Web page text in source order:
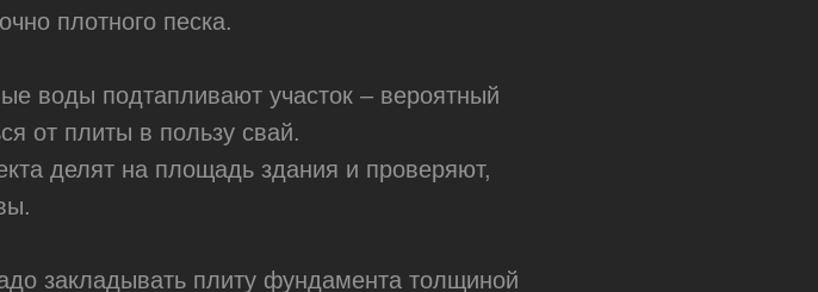
плотного песка.
воды подтапливают участок – вероятный
от плиты в пользу свай.
делят на площадь здания и проверяют,
закладывать плиту фундамента толщиной